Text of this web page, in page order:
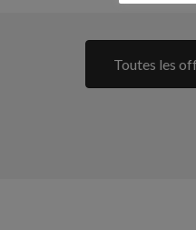
Toutes les